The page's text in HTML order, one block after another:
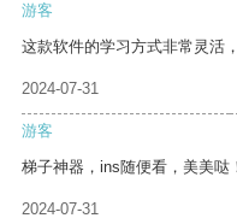
游客
这款软件的学习方式非常灵活
2024-07-31
游客
梯子神器，ins随便看，美美哒
2024-07-31